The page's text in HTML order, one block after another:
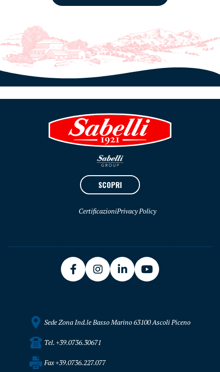
SCOPRI
CertificazioniPrivacy Policy
Sede Zona Ind.le Basso Marino 63100 Ascoli Piceno
Tel. +39.0736.30671
Fax +39.0736.227.077